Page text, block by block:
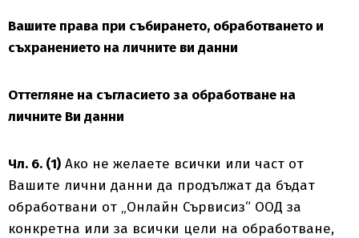
Вашите права при събирането, обработването и
съхранението на личните ви данни
Оттегляне на съгласието за обработване на
личните Ви данни
Чл. 6. (1) Ако не желаете всички или част от
Вашите лични данни да продължат да бъдат
обработвани от „Онлайн Сървисиз“ ООД за
конкретна или за всички цели на обработване,